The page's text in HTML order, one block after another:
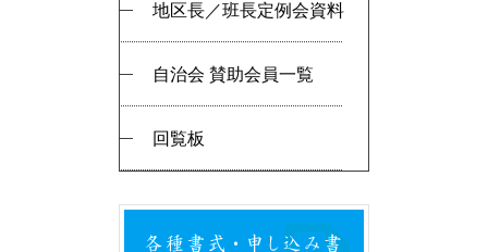
地区長／班長定例会資料
自治会 賛助会員一覧
回覧板